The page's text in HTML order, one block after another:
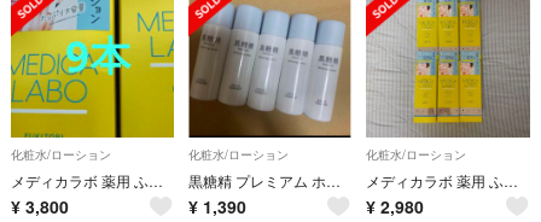
化粧水/ローション
メディカラボ 薬用 ふきとりローション9本
¥ 3,800
化粧水/ローション
黒糖精 プレミアム ホワイトニングローション 美白 30ml×5本
¥ 1,390
化粧水/ローション
メディカラボ 薬用 ふきとりローション6本
¥ 2,980